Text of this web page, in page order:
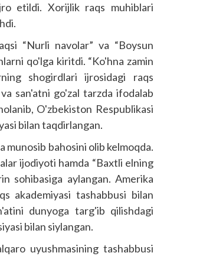
etildi. Xorijlik raqs muhiblari
“Nurli navolar” va “Boysun
qo'lga kiritdi. “Ko'hna zamin
shogirdlari ijrosidagi raqs
san'atni go'zal tarzda ifodalab
O'zbekiston Respublikasi
bilan taqdirlangan.
bahosini olib kelmoqda.
ijodiyoti hamda “Baxtli elning
sohibasiga aylangan. Amerika
akademiyasi tashabbusi bilan
dunyoga targ'ib qilishdagi
bilan siylangan.
uyushmasining tashabbusi